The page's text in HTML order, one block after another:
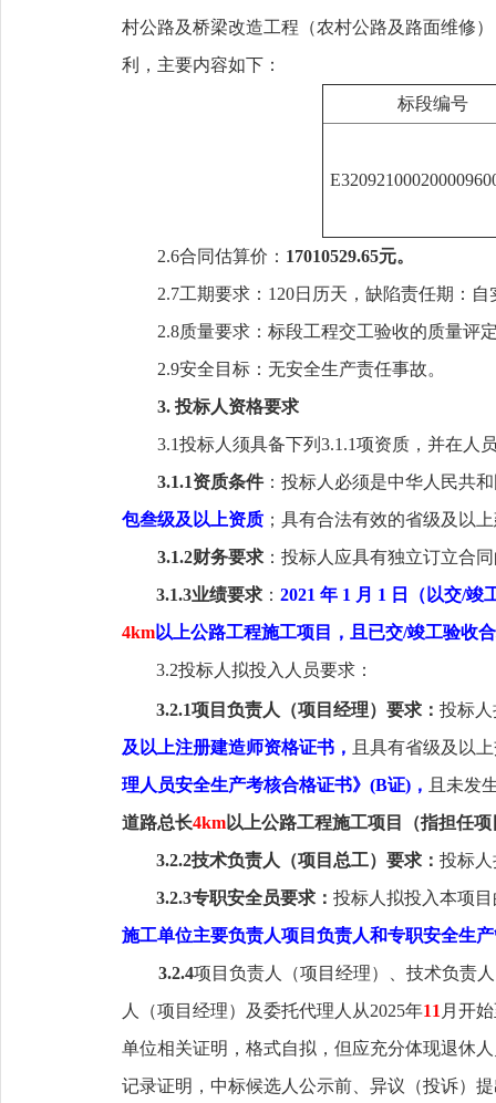
村公路及桥梁改造工程（农村公路及路面维修）
利，主要内容如下：
标段编号
2.6合同估算价： 17010529.65元。
2.7工期要求： 120日历天 ， 缺陷责任期：自
2.8质量要求：标段工程交工验收的质量评
2.9安全目标：无安全生产责任事故。
3. 投标人资格要求
3.1投标人须具备下列3.1.1项资质， 并在人
3.1.1资质条件：投标人必须是中华人民共
包叁级及以上资质 ；具有合法有效的省级及以
3.1.2财务要求 ：投标人应具有独立订立合
3.1.3业绩要求 ：2021 年 1 月 1 日（以交/竣
4km以上公路工程施工项目 ，
且已交/竣工验收
3.2投标人拟投入人员要求：
3.2.1项目负责人 （项目经理） 要求： 投标
及以上注册建造师资格证书， 且具有省级及以
理人员安全生产考核合格证书》(B证)， 且未发
道路总长4km以上公路工程施工项目（指担任
3.2.2技术负责人 （项目总工） 要求： 投标
3.2.3专职安全员要求： 投标人 拟投入本项目
施工单位主要负责人项目负责人和专职安全生
3.2.4项目负责人 （项目经理） 、技术负责人
人
（项目经理） 及委托代理人从2025年11 月开
单位相关证明，格式自拟，但应充分体现退休
记录证明，中标候选人公示前、异议（投诉）